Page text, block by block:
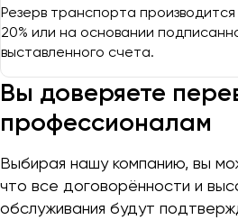
Резерв транспорта
20% или на основании
выставленного счета.
Вы доверяете
профессионалам
Выбирая нашу компанию, вы
что все договорённости и
обслуживания будут